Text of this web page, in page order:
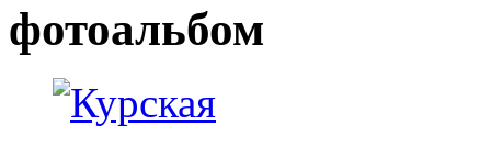
фотоальбом